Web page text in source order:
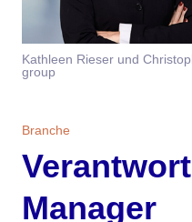
Themen
Marketing
Studien
Digital Health
Magazin
Ausgabenarchiv
Abonnement
Team
Werben
Kathleen Rieser und
group
Branche
Manager